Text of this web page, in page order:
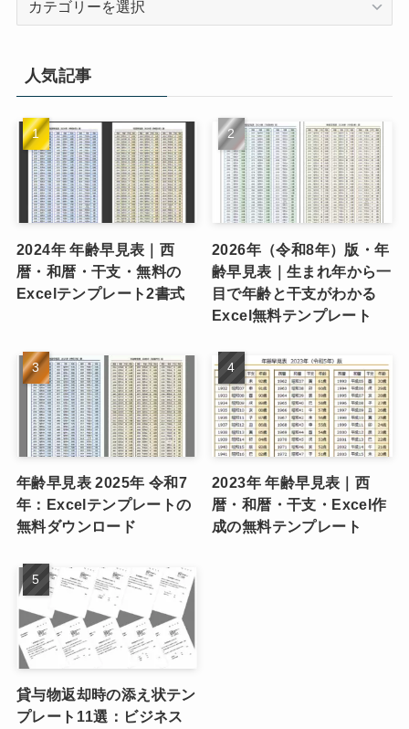
ー
人気記事
2024年 年齢早見表｜西
暦・和暦・干支・無料の
Excelテンプレート2書式
2026年（令和8年）版・年
齢早見表｜生まれ年から一
目で年齢と干支がわかる
Excel無料テンプレート
年齢早見表 2025年 令和7
年：Excelテンプレートの
無料ダウンロード
2023年 年齢早見表｜西
暦・和暦・干支・Excel作
成の無料テンプレート
貸与物返却時の添え状テン
プレート11選：ビジネス